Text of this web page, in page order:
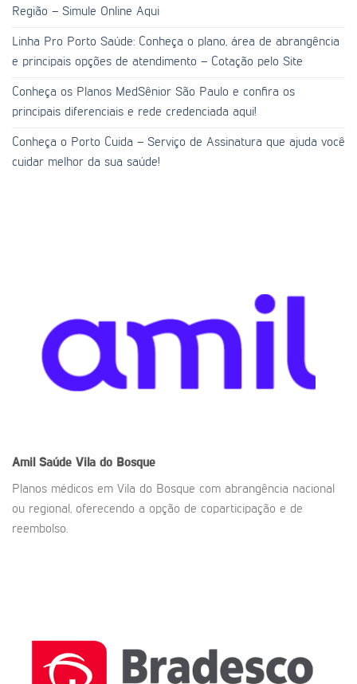
Região – Simule Online Aqui
Linha Pro Porto Saúde: Conheça o plano, área de abrangência
e principais opções de atendimento – Cotação pelo Site
Conheça os Planos MedSênior São Paulo e confira os
principais diferenciais e rede credenciada aqui!
Conheça o Porto Cuida – Serviço de Assinatura que ajuda você
cuidar melhor da sua saúde!
Amil Saúde Vila do Bosque
Planos médicos em Vila do Bosque com abrangência nacional
ou regional, oferecendo a opção de coparticipação e de
reembolso.